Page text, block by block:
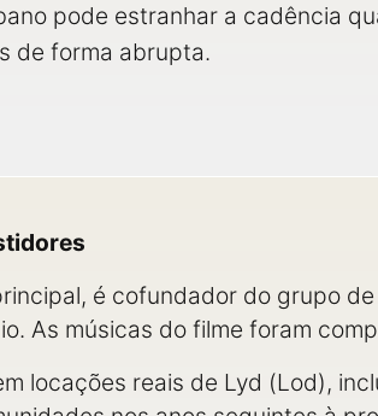
pode estranhar a cadência
de forma abrupta.
é cofundador do grupo
As músicas do filme foram
locações reais de Lyd (Lod),